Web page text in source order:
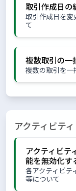
取引作成日の
取引作成日を
て
複数取引の一
複数の取引を一
アクティビティ
アクティビテ
能を無効化す
各アクティビテ
等について